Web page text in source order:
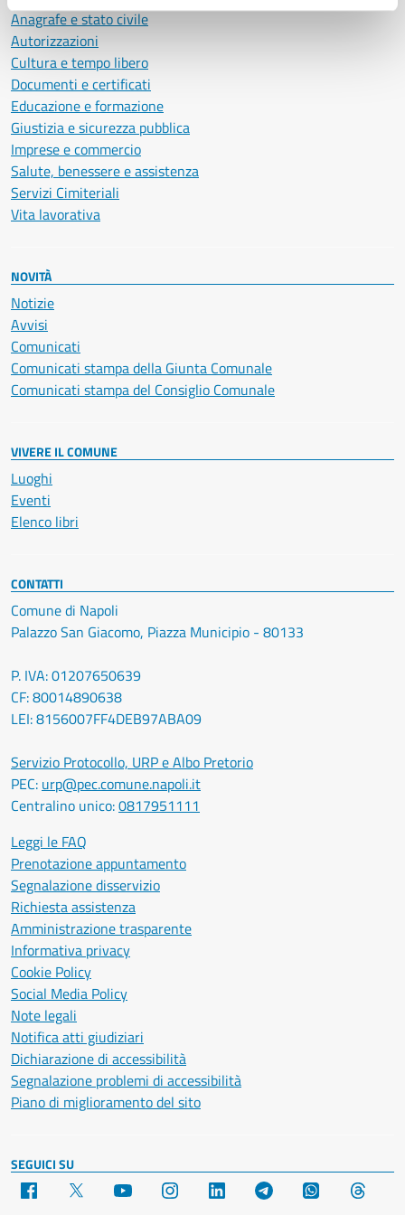
Anagrafe e stato civile
Autorizzazioni
Cultura e tempo libero
Documenti e certificati
Educazione e formazione
Giustizia e sicurezza pubblica
Imprese e commercio
Salute, benessere e assistenza
Servizi Cimiteriali
Vita lavorativa
NOVITÀ
Notizie
Avvisi
Comunicati
Comunicati stampa della Giunta Comunale
Comunicati stampa del Consiglio Comunale
VIVERE IL COMUNE
Luoghi
Eventi
Elenco libri
CONTATTI
Comune di Napoli
Palazzo San Giacomo, Piazza Municipio - 80133
P. IVA: 01207650639
CF: 80014890638
LEI: 8156007FF4DEB97ABA09
Servizio Protocollo, URP e Albo Pretorio
PEC: urp@pec.comune.napoli.it
Centralino unico:0817951111
Leggi le FAQ
Prenotazione appuntamento
Segnalazione disservizio
Richiesta assistenza
Amministrazione trasparente
Informativa privacy
Cookie Policy
Social Media Policy
Note legali
Notifica atti giudiziari
Dichiarazione di accessibilità
Segnalazione problemi di accessibilità
Piano di miglioramento del sito
SEGUICI SU
Facebook YouTube Instagram LinkedIn Telegram WhatsApp